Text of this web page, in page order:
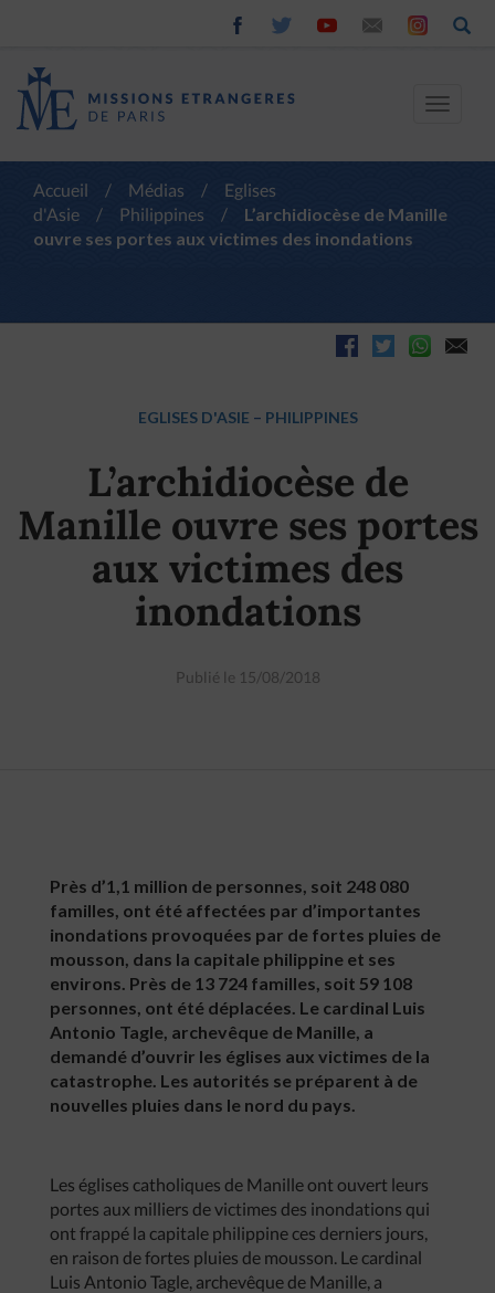
Toggle
Accueil / Médias /
Eglises
d'Asie
/ Philippines /
L’archidiocèse de Manille
ouvre ses portes aux victimes des inondations
EGLISES D'ASIE – PHILIPPINES
L’archidiocèse de
Manille ouvre ses portes
aux victimes des
inondations
Publié le 15/08/2018
Près d’1,1 million de personnes, soit 248 080
familles, ont été affectées par d’importantes
inondations provoquées par de fortes pluies de
mousson, dans la capitale philippine et ses
environs. Près de 13 724 familles, soit 59 108
personnes, ont été déplacées. Le cardinal Luis
Antonio Tagle, archevêque de Manille, a
demandé d’ouvrir les églises aux victimes de la
catastrophe. Les autorités se préparent à de
nouvelles pluies dans le nord du pays.
Les églises catholiques de Manille ont ouvert leurs
portes aux milliers de victimes des inondations qui
ont frappé la capitale philippine ces derniers jours,
en raison de fortes pluies de mousson. Le cardinal
Luis Antonio Tagle, archevêque de Manille, a